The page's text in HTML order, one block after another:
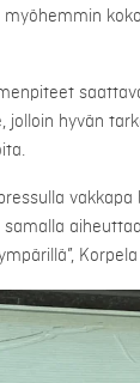
jolloin hyvän
vakkapa